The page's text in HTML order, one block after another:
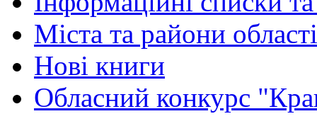
Міста та райони області
Нові книги
Обласний конкурс